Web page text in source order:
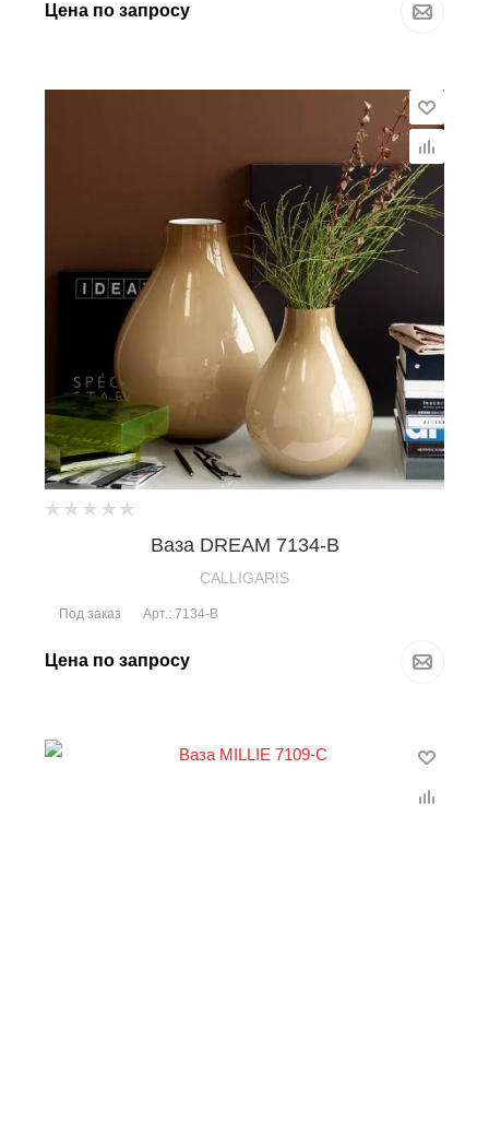
Цена по запросу
Ваза DREAM 7134-B
CALLIGARIS
Под заказ Арт.: 7134-B
Цена по запросу